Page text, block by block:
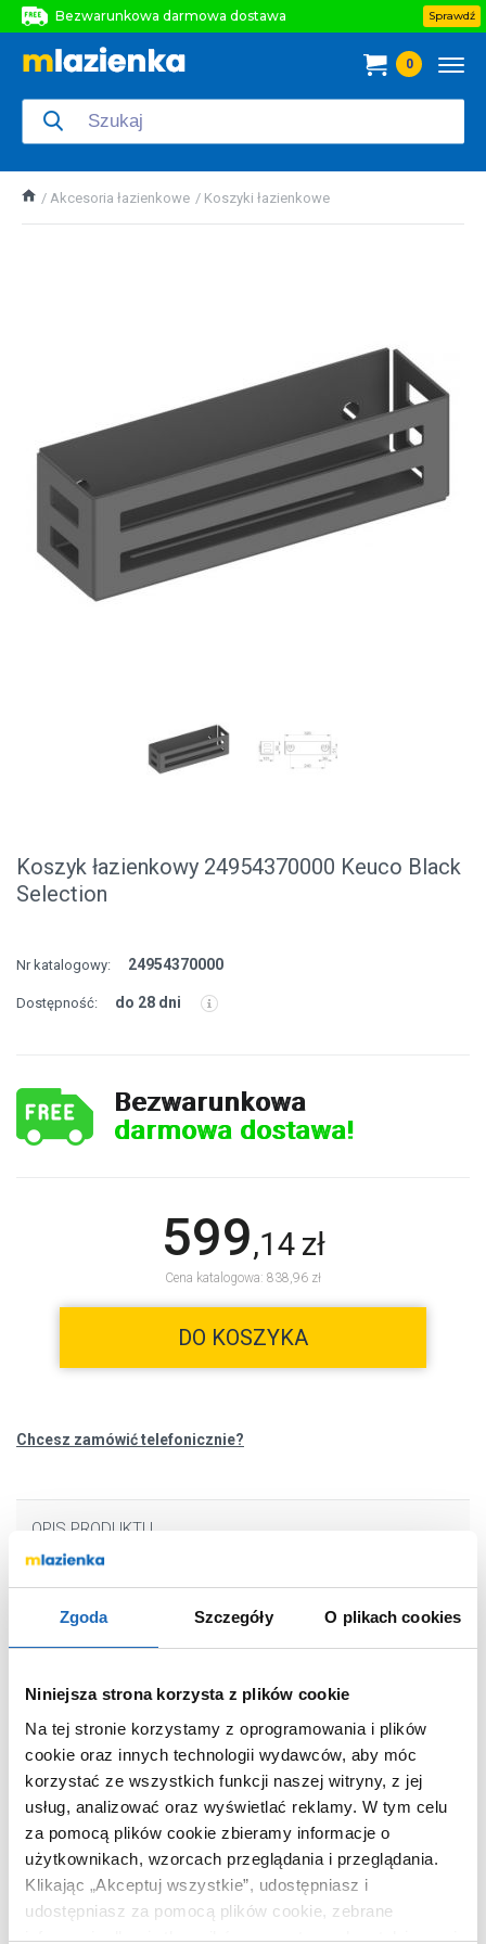
Zgoda Szczegóły O plikach cookies
Niniejsza strona korzysta z plików cookie
Na tej stronie korzystamy z oprogramowania i plików
cookie oraz innych technologii wydawców, aby móc
korzystać ze wszystkich funkcji naszej witryny, z jej
usług, analizować oraz wyświetlać reklamy. W tym celu
za pomocą plików cookie zbieramy informacje o
użytkownikach, wzorcach przeglądania i przeglądania.
Klikając „Akceptuj wszystkie”, udostępniasz i
udostępniasz za pomocą plików cookie, zebrane
informacje dla użytkowników zewnętrznych, a także nasi
Bezwarunkowa darmowa dostawa
Bezwarunkowa darmowa dostawa
Sprawdź
0
Akcesoria łazienkowe Koszyki łazienkowe
Koszyk łazienkowy 24954370000 Keuco Black
Selection
Nr katalogowy: 24954370000
Dostępność: do 28 dni
Bezwarunkowa
darmowa dostawa!
599,14 zł
Cena katalogowa: 838,96 zł
DO KOSZYKA
Chcesz zamówić telefonicznie?
OPIS PRODUKTU
Marka
Keuco
Seria
Black Selection
Kolor
czarny
Montaż
przykręcany
Kod EAN
4017214676606
Wymiary z
opakowaniem
14 x 11 x 44 cm
Waga z opakowaniem
0,81 kg